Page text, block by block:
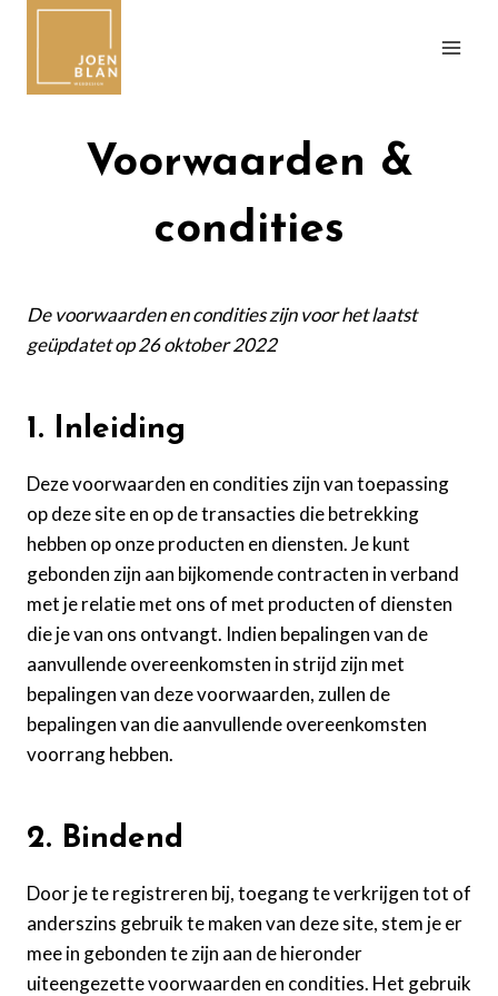
Doorgaan
Voorwaarden &
condities
De voorwaarden en condities zijn voor het laatst
geüpdatet op 26 oktober 2022
1. Inleiding
Deze voorwaarden en condities zijn van toepassing
op deze site en op de transacties die betrekking
hebben op onze producten en diensten. Je kunt
gebonden zijn aan bijkomende contracten in verband
met je relatie met ons of met producten of diensten
die je van ons ontvangt. Indien bepalingen van de
aanvullende overeenkomsten in strijd zijn met
bepalingen van deze voorwaarden, zullen de
bepalingen van die aanvullende overeenkomsten
voorrang hebben.
2. Bindend
Door je te registreren bij, toegang te verkrijgen tot of
anderszins gebruik te maken van deze site, stem je er
mee in gebonden te zijn aan de hieronder
uiteengezette voorwaarden en condities. Het gebruik